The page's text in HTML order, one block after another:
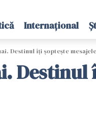
Internațional
Destinul îți șoptește